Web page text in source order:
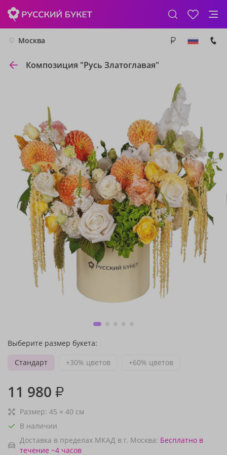
Москва
Композиция "Русь Златоглавая"
Выберите размер букета:
Стандарт
+30% цветов +60% цветов
11 980 ₽
Размер: 45 × 40 см
В наличии
Доставка в пределах МКАД в г. Москва: Бесплатно в
течение ~4 часов